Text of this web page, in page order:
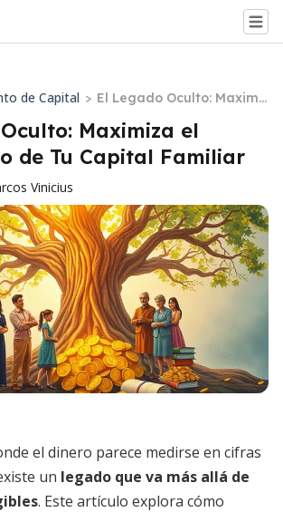
de Capital > El Legado Oculto: Maximi
za el Crecimiento de Tu C
apital Familiar
Maximiza el
de Tu Capital Familiar
Vinicius
el dinero parece medirse en cifras
un legado que va más allá de
. Este artículo explora cómo